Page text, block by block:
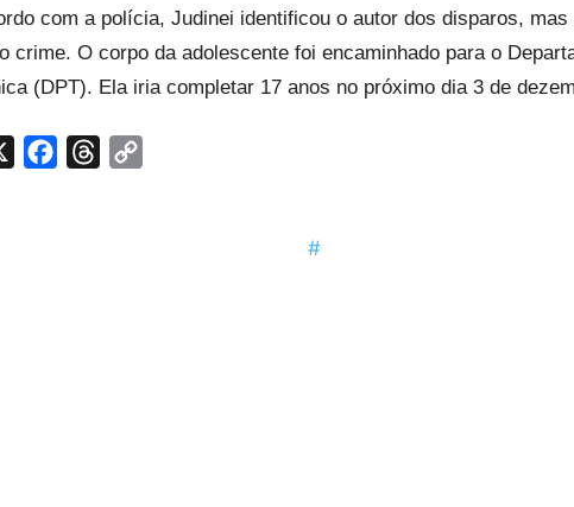
com a polícia, Judinei identificou o autor dos disparos, mas
crime. O corpo da adolescente foi encaminhado para o
(DPT). Ela iria completar 17 anos no próximo dia 3 de
FacebookThreads